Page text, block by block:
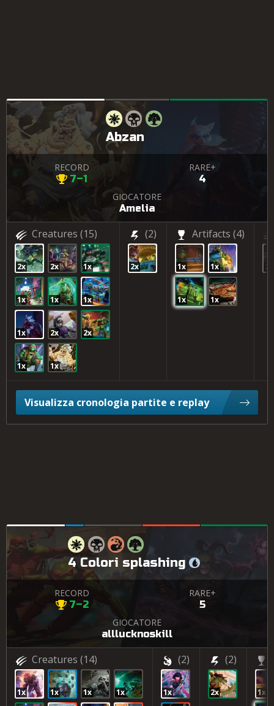
Abzan
RECORD
7–1
RARE+
4
GIOCATORE
Amelia
Creatures (15)
2x 2x 1x
1x 1x 1x
1x 2x 2x
1x 1x
(2)
2x
Artifacts (4)
1x 1x
1x 1x
2x
Visualizza cronologia partite e replay
4 Colori splashing
RECORD
7–2
RARE+
5
GIOCATORE
alllucknoskill
Creatures (14)
1x 1x 1x 1x
(2)
1x
(2)
2x 1x